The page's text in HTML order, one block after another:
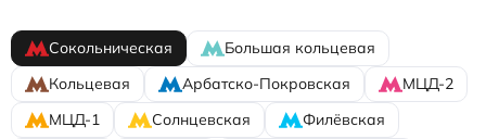
Сокольническая
Большая кольцевая
Кольцевая
Арбатско-Покровская
МЦД-2
МЦД-1
Солнцевская
Филёвская